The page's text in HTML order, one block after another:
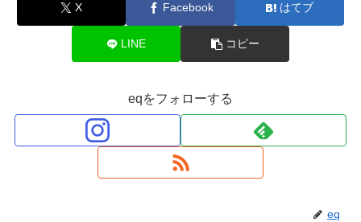
X Facebook はてブ
LINE コピー
eqをフォローする
eq